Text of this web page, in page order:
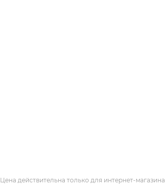
Цена действительна только для интернет-